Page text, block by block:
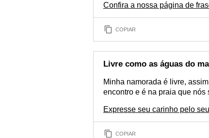
Confira a nossa página de
COPIAR
Livre como as águas do
Minha namorada é livre,
encontro e é na praia que nós
Expresse seu carinho pelo
COPIAR